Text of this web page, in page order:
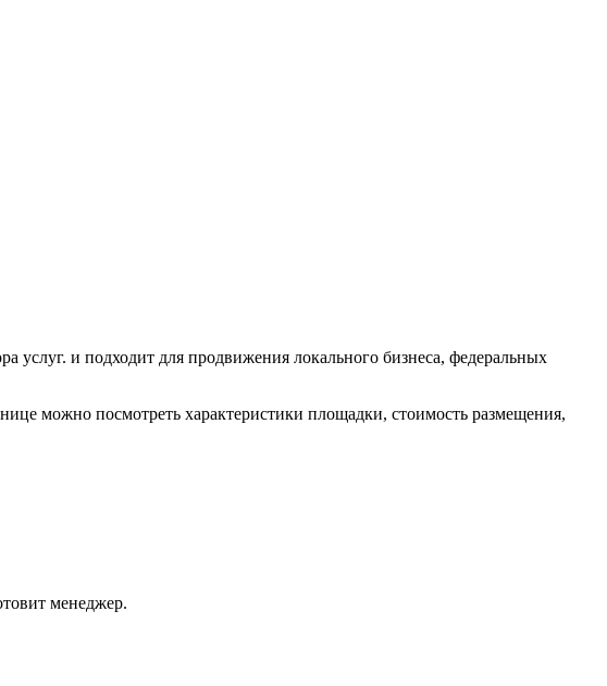
услуг. и подходит для продвижения локального бизнеса, федеральных
можно посмотреть характеристики площадки, стоимость размещения,
менеджер.